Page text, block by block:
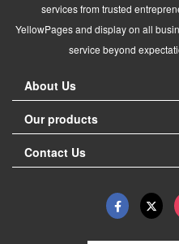
services from trusted
YellowPages and display on all
service beyond
About Us
Our products
Contact Us